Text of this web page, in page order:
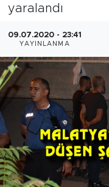
yaralandı
09.07.2020 - 23:41
YAYINLANMA
Ekonomi
Güncel
Kültür
Teknoloji
İş İlanları
Dünya